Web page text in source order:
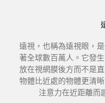
遠視，也稱為遠視眼，
著全球數百萬人。它發
放在視網膜後方而不是
物體比近處的物體更清
注意力在近距離而